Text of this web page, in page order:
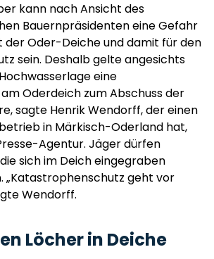
kann nach Ansicht des
Bauernpräsidenten eine Gefahr
der Oder-Deiche und damit für den
sein. Deshalb gelte angesichts
eine
Oderdeich zum Abschuss der
sagte Henrik Wendorff, der einen
in Märkisch-Oderland hat,
Agentur. Jäger dürfen
sich im Deich eingegraben
„Katastrophenschutz geht vor
Wendorff.
Löcher in Deiche